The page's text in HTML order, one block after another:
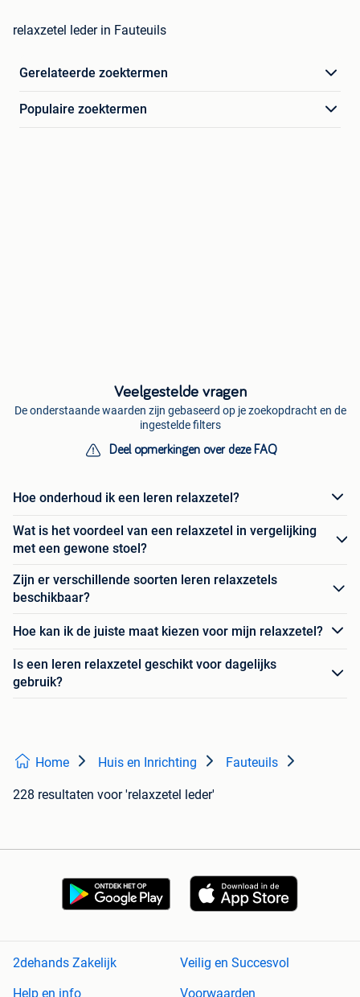
relaxzetel leder in Fauteuils
Gerelateerde zoektermen
Populaire zoektermen
Veelgestelde vragen
De onderstaande waarden zijn gebaseerd op je zoekopdracht en de
ingestelde filters
Deel opmerkingen over deze FAQ
Hoe onderhoud ik een leren relaxzetel?
Wat is het voordeel van een relaxzetel in vergelijking
met een gewone stoel?
Zijn er verschillende soorten leren relaxzetels
beschikbaar?
Hoe kan ik de juiste maat kiezen voor mijn relaxzetel?
Is een leren relaxzetel geschikt voor dagelijks
gebruik?
Home Huis en Inrichting Fauteuils
228 resultaten voor 'relaxzetel leder'
2dehands Zakelijk
Veilig en Succesvol
Help en info
Voorwaarden